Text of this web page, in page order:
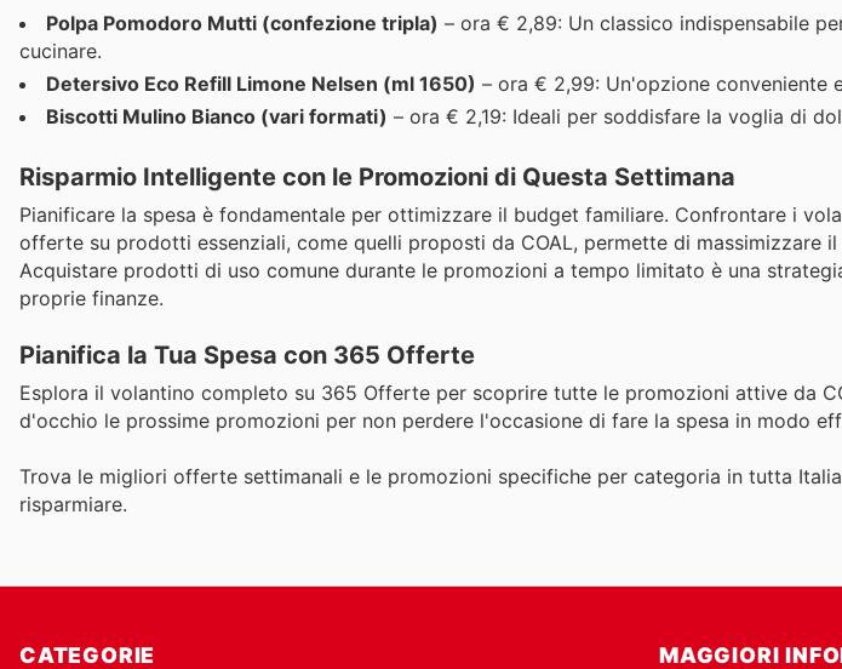
Polpa Pomodoro Mutti (confezione tripla) – ora € 2,89: Un classico indispensabile
cucinare.
Detersivo Eco Refill Limone Nelsen (ml 1650) – ora € 2,99: Un'opzione conveniente
Biscotti Mulino Bianco (vari formati) – ora € 2,19: Ideali per soddisfare la voglia di
Risparmio Intelligente con le Promozioni di Questa Settimana
Pianificare la spesa è fondamentale per ottimizzare il budget familiare. Confrontare i
offerte su prodotti essenziali, come quelli proposti da COAL, permette di massimizzare
Acquistare prodotti di uso comune durante le promozioni a tempo limitato è una
proprie finanze.
Pianifica la Tua Spesa con 365 Offerte
Esplora il volantino completo su 365 Offerte per scoprire tutte le promozioni attive da
d'occhio le prossime promozioni per non perdere l'occasione di fare la spesa in modo
Trova le migliori offerte settimanali e le promozioni specifiche per categoria in tutta
risparmiare.
CATEGORIE MAGGIORI